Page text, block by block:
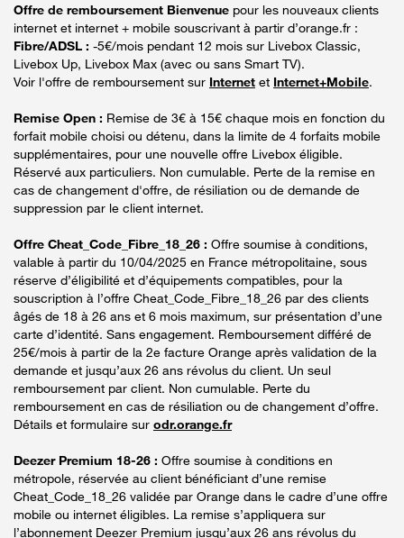
Offre de remboursement Bienvenue pour les nouveaux clients
internet et internet + mobile souscrivant à partir d’orange.fr :
Fibre/ADSL : -5€/mois pendant 12 mois sur Livebox Classic,
Livebox Up, Livebox Max (avec ou sans Smart TV).
Voir l'offre de remboursement sur Internet et Internet+Mobile.
Remise Open : Remise de 3€ à 15€ chaque mois en fonction du
forfait mobile choisi ou détenu, dans la limite de 4 forfaits mobile
supplémentaires, pour une nouvelle offre Livebox éligible.
Réservé aux particuliers. Non cumulable. Perte de la remise en
cas de changement d'offre, de résiliation ou de demande de
suppression par le client internet.
Offre Cheat_Code_Fibre_18_26 : Offre soumise à conditions,
valable à partir du 10/04/2025 en France métropolitaine, sous
réserve d’éligibilité et d’équipements compatibles, pour la
souscription à l’offre Cheat_Code_Fibre_18_26 par des clients
âgés de 18 à 26 ans et 6 mois maximum, sur présentation d’une
carte d’identité. Sans engagement. Remboursement différé de
25€/mois à partir de la 2e facture Orange après validation de la
demande et jusqu’aux 26 ans révolus du client. Un seul
remboursement par client. Non cumulable. Perte du
remboursement en cas de résiliation ou de changement d’offre.
Détails et formulaire sur odr.orange.fr
Deezer Premium 18-26 : Offre soumise à conditions en
métropole, réservée au client bénéficiant d’une remise
Cheat_Code_18_26 validée par Orange dans le cadre d’une offre
mobile ou internet éligibles. La remise s’appliquera sur
l’abonnement Deezer Premium jusqu’aux 26 ans révolus du